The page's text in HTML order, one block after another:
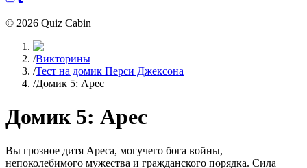
© 2026 Quiz Cabin
/Викторины
/Тест на домик Перси Джексона
/Домик 5: Арес
Домик 5: Арес
Вы грозное дитя Ареса, могучего бога войны,
непоколебимого мужества и гражданского порядка. Сила